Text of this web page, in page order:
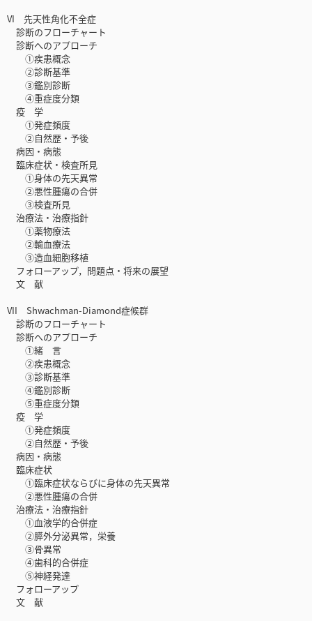
VI 先天性角化不全症
診断のフローチャート
診断へのアプローチ
①疾患概念
②診断基準
③鑑別診断
④重症度分類
疫 学
①発症頻度
②自然歴・予後
病因・病態
臨床症状・検査所見
①身体の先天異常
②悪性腫瘍の合併
③検査所見
治療法・治療指針
①薬物療法
②輸血療法
③造血細胞移植
フォローアップ，問題点・将来の展望
文 献
VII Shwachman-Diamond症候群
診断のフローチャート
診断へのアプローチ
①緒 言
②疾患概念
③診断基準
④鑑別診断
⑤重症度分類
疫 学
①発症頻度
②自然歴・予後
病因・病態
臨床症状
①臨床症状ならびに身体の先天異常
②悪性腫瘍の合併
治療法・治療指針
①血液学的合併症
②膵外分泌異常，栄養
③骨異常
④歯科的合併症
⑤神経発達
フォローアップ
文 献